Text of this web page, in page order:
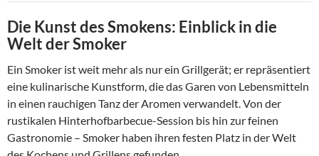
Die Kunst des Smokens: Einblick in die
Welt der Smoker
Ein Smoker ist weit mehr als nur ein Grillgerät; er repräsentiert
eine kulinarische Kunstform, die das Garen von Lebensmitteln
in einen rauchigen Tanz der Aromen verwandelt. Von der
rustikalen Hinterhofbarbecue-Session bis hin zur feinen
Gastronomie – Smoker haben ihren festen Platz in der Welt